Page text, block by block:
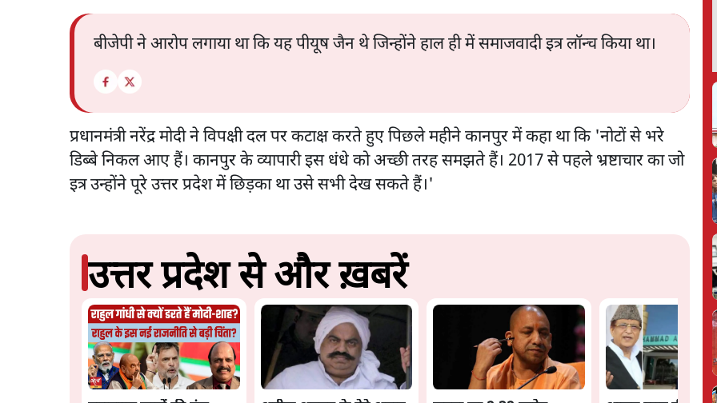
बीजेपी ने आरोप लगाया था कि यह पीयूष जैन थे जिन्होंने हाल ही में समाजवादी इत्र लॉन्च किया था।
प्रधानमंत्री नरेंद्र मोदी ने विपक्षी दल पर कटाक्ष करते हुए पिछले महीने कानपुर में कहा था कि 'नोटों से भरे
डिब्बे निकल आए हैं। कानपुर के व्यापारी इस धंधे को अच्छी तरह समझते हैं। 2017 से पहले भ्रष्टाचार का जो
इत्र उन्होंने पूरे उत्तर प्रदेश में छिड़का था उसे सभी देख सकते हैं।'
उत्तर प्रदेश से और ख़बरें